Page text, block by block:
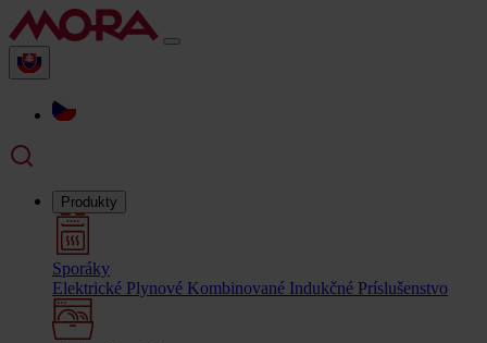
Produkty
Sporáky
Elektrické Plynové Kombinované Indukčné Príslušenstvo